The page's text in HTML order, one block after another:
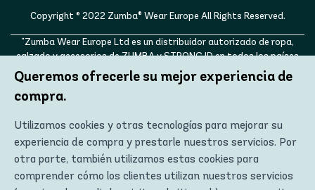
Copyright © 2022 Zumba® Wear Europe All Rights Reserved.
"Zumba Wear Europe Ltd es un distribuidor autorizado de ropa,
calzado y accesorios de ZUMBA y STRONG ID en todos los países
europeos, así como en el Reino Unido, Noruega, Suiza, Islandia,
Ucrania, Moldavia, Turquía, Rusia. ZUMBA, STRONG ID y los
logotipos de ZUMBA y STRONG ID son marcas registradas de
Queremos ofrecerle su mejor experiencia de
compra.
Utilizamos cookies y otras tecnologías para mejorar su
experiencia de compra y prestarle nuestros servicios. Por
otra parte, también utilizamos estas cookies para
comprender cómo los clientes utilizan nuestros servicios